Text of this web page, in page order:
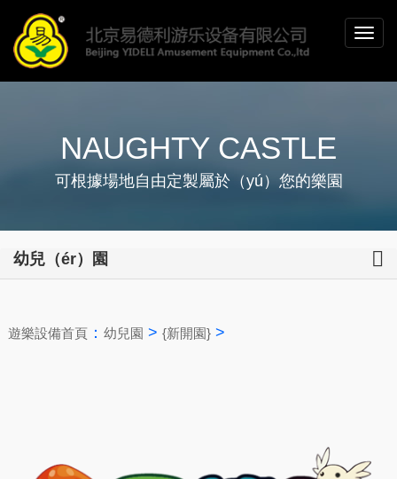
NAUGHTY CASTLE
可根據場地自由定製屬於（yú）您的樂園
幼兒（ér）園
遊樂設備首頁： 幼兒園 > {新開園}>